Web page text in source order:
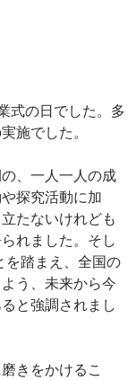
式の日でした。多
施でした。
、一人一人の成
探究活動に加
たないけれども
れました。そし
を踏まえ、全国の
う、未来から今
と強調されまし
きをかけるこ